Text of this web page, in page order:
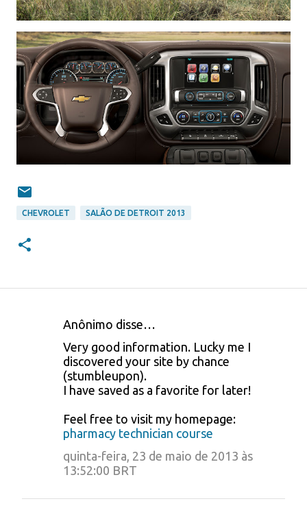
CHEVROLET SALÃO DE DETROIT 2013
Anônimo disse…
Very good information. Lucky me I
discovered your site by chance
(stumbleupon).
I have saved as a favorite for later!
Feel free to visit my homepage:
pharmacy technician course
quinta-feira, 23 de maio de 2013 às
13:52:00 BRT